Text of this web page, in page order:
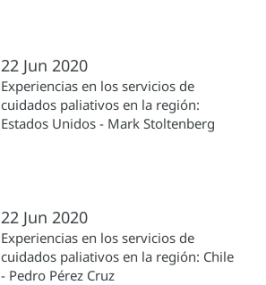
22 Jun 2020
Experiencias en los servicios de
cuidados paliativos en la región:
Estados Unidos - Mark Stoltenberg
22 Jun 2020
Experiencias en los servicios de
cuidados paliativos en la región: Chile
- Pedro Pérez Cruz